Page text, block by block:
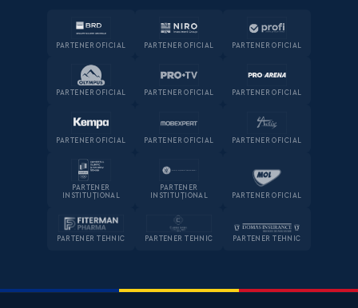
PARTENER OFICIAL PARTENER OFICIAL PARTENER OFICIAL
PARTENER OFICIAL PARTENER OFICIAL PARTENER OFICIAL
PARTENER OFICIAL PARTENER OFICIAL PARTENER OFICIAL
PARTENER
INSTITUȚIONAL
PARTENER
INSTITUȚIONAL
PARTENER OFICIAL
PARTENER TEHNIC PARTENER TEHNIC PARTENER TEHNIC